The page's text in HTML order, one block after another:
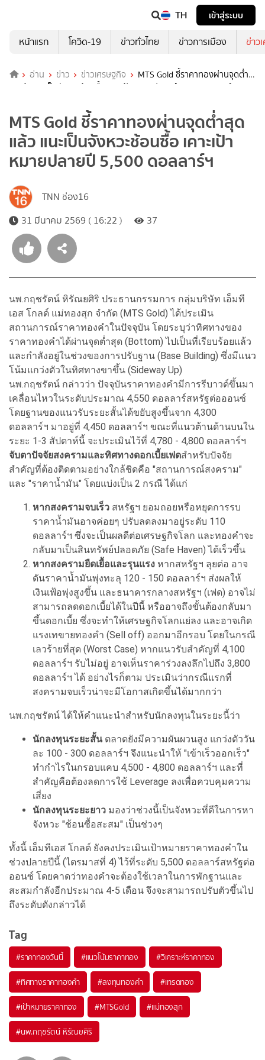
TH
เข้าสู่ระบบ
หน้าแรก
โควิด-19 ข่าวทั่วไทย ข่าวการเมือง ข่าว
อ่าน ข่าว ข่าวเศรษฐกิจ
MTS Gold ชี้ราคาทองผ่านจุดต่ำ
สุดแล้ว แนะเป็นจังหวะช้อนซื้อ เคาะเป้าหมายปลายปี 5,500 ดอลลาร์ฯ
MTS Gold ชี้ราคาทองผ่านจุดต่ำสุด
แล้ว แนะเป็นจังหวะช้อนซื้อ เคาะเป้า
หมายปลายปี 5,500 ดอลลาร์ฯ
TNN ช่อง16
31 มีนาคม 2569 ( 16:22 )
37
นพ.กฤชรัตน์ หิรัณยศิริ ประธานกรรมการ กลุ่มบริษัท เอ็มที
เอส โกลด์ แม่ทองสุก จำกัด (MTS Gold) ได้ประเมิน
สถานการณ์ราคาทองคำในปัจจุบัน โดยระบุว่าทิศทางของ
ราคาทองคำได้ผ่านจุดต่ำสุด (Bottom) ไปเป็นที่เรียบร้อยแล้ว
และกำลังอยู่ในช่วงของการปรับฐาน (Base Building) ซึ่งมีแนว
โน้มแกว่งตัวในทิศทางขาขึ้น (Sideway Up)
นพ.กฤชรัตน์ กล่าวว่า ปัจจุบันราคาทองคำมีการรีบาวด์ขึ้นมา
เคลื่อนไหวในระดับประมาณ 4,550 ดอลลาร์สหรัฐต่อออนซ์
โดยฐานของแนวรับระยะสั้นได้ขยับสูงขึ้นจาก 4,300
ดอลลาร์ฯ มาอยู่ที่ 4,450 ดอลลาร์ฯ ขณะที่แนวต้านด้านบนใน
ระยะ 1-3 สัปดาห์นี้ จะประเมินไว้ที่ 4,780 - 4,800 ดอลลาร์ฯ
จับตาปัจจัยสงครามและทิศทางดอกเบี้ยเฟดสำหรับปัจจัย
สำคัญที่ต้องติดตามอย่างใกล้ชิดคือ "สถานการณ์สงคราม"
และ "ราคาน้ำมัน" โดยแบ่งเป็น 2 กรณี ได้แก่
หากสงครามจบเร็ว สหรัฐฯ ยอมถอยหรือหยุดการรบ
ราคาน้ำมันอาจค่อยๆ ปรับลดลงมาอยู่ระดับ 110
ดอลลาร์ฯ ซึ่งจะเป็นผลดีต่อเศรษฐกิจโลก และทองคำจะ
กลับมาเป็นสินทรัพย์ปลอดภัย (Safe Haven) ได้เร็วขึ้น
หากสงครามยืดเยื้อและรุนแรง หากสหรัฐฯ ลุยต่อ อาจ
ดันราคาน้ำมันพุ่งทะลุ 120 - 150 ดอลลาร์ฯ ส่งผลให้
เงินเฟ้อพุ่งสูงขึ้น และธนาคารกลางสหรัฐฯ (เฟด) อาจไม่
สามารถลดดอกเบี้ยได้ในปีนี้ หรืออาจถึงขั้นต้องกลับมา
ขึ้นดอกเบี้ย ซึ่งจะทำให้เศรษฐกิจโลกแย่ลง และอาจเกิด
แรงเทขายทองคำ (Sell off) ออกมาอีกรอบ โดยในกรณี
เลวร้ายที่สุด (Worst Case) หากแนวรับสำคัญที่ 4,100
ดอลลาร์ฯ รับไม่อยู่ อาจเห็นราคาร่วงลงลึกไปถึง 3,800
ดอลลาร์ฯ ได้ อย่างไรก็ตาม ประเมินว่ากรณีแรกที่
สงครามจบเร็วน่าจะมีโอกาสเกิดขึ้นได้มากกว่า
นพ.กฤชรัตน์ ได้ให้คำแนะนำสำหรับนักลงทุนในระยะนี้ว่า
นักลงทุนระยะสั้นตลาดยังมีความผันผวนสูง แกว่งตัววัน
ละ 100 - 300 ดอลลาร์ฯ จึงแนะนำให้ "เข้าเร็วออกเร็ว"
ทำกำไรในกรอบแคบ 4,500 - 4,800 ดอลลาร์ฯ และที่
สำคัญคือต้องลดการใช้ Leverage ลงเพื่อควบคุมความ
เสี่ยง
นักลงทุนระยะยาว มองว่าช่วงนี้เป็นจังหวะที่ดีในการหา
จังหวะ "ช้อนซื้อสะสม" เป็นช่วงๆ
ทั้งนี้ เอ็มทีเอส โกลด์ ยังคงประเมินเป้าหมายราคาทองคำใน
ช่วงปลายปีนี้ (ไตรมาสที่ 4) ไว้ที่ระดับ 5,500 ดอลลาร์สหรัฐต่อ
ออนซ์ โดยคาดว่าทองคำจะต้องใช้เวลาในการพักฐานและ
สะสมกำลังอีกประมาณ 4-5 เดือน จึงจะสามารถปรับตัวขึ้นไป
ถึงระดับดังกล่าวได้
Tag
#ราคาทองวันนี้ #แนวโน้มราคาทอง #วิเคราะห์ราคาทอง
#ทิศทางราคาทองคำ #ลงทุนทองคำ #เทรดทอง
#เป้าหมายราคาทอง #MTSGold #แม่ทองสุก
#นพ.กฤชรัตน์ หิรัณยศิริ